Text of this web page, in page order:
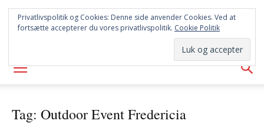
SYD
AVISEN
Tag: Outdoor Event Fredericia
Privatlivspolitik og Cookies: Denne side anvender Cookies. Ved at
fortsætte accepterer du vores privatlivspolitik. Cookie Politik